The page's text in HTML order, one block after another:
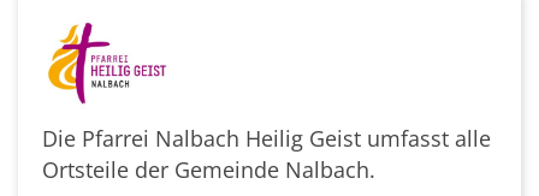
Die Pfarrei Nalbach Heilig Geist umfasst alle
Ortsteile der Gemeinde Nalbach.